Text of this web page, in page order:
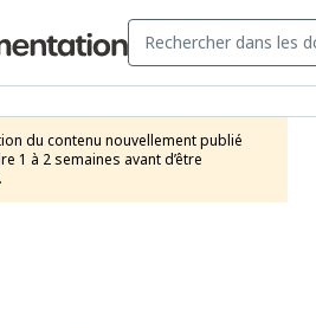
du contenu nouvellement publié
1 à 2 semaines avant d’être